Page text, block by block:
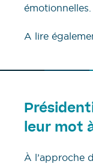
émotionnelles.
A lire
leur mot
À l’approche